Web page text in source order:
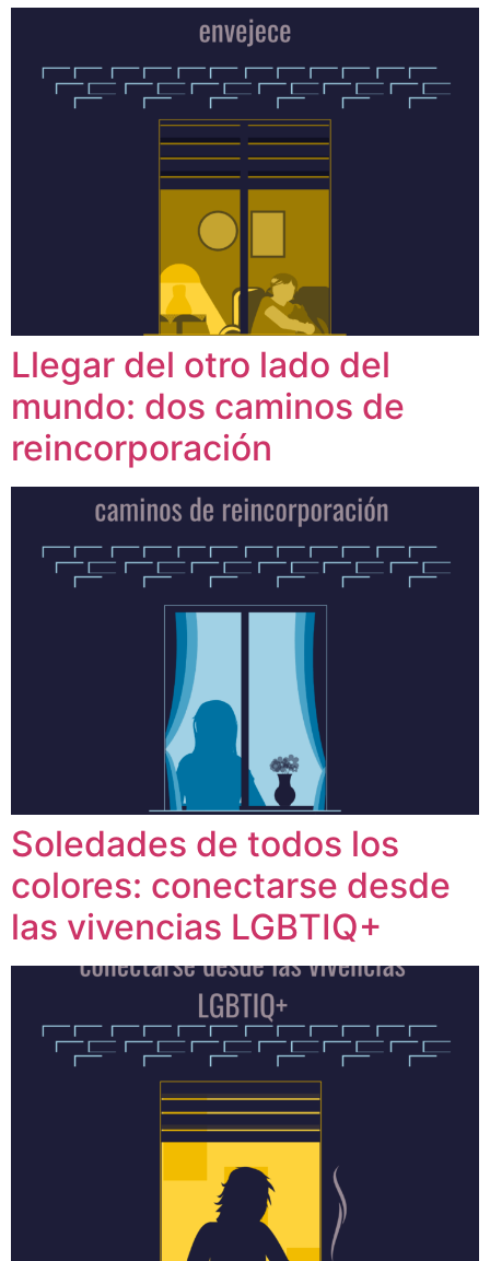
Llegar del otro lado del
mundo: dos caminos de
reincorporación
Soledades de todos los
colores: conectarse desde
las vivencias LGBTIQ+